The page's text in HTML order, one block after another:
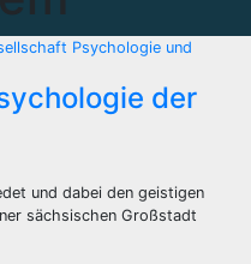
Psychologie und
der
und dabei den geistigen
sächsischen Großstadt